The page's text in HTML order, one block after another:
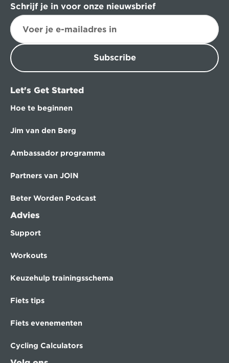
Schrijf je in voor onze nieuwsbrief
Subscribe
Let's Get Started
Hoe te beginnen
Jim van den Berg
Ambassador programma
Partners van JOIN
Beter Worden Podcast
Advies
Support
Workouts
Keuzehulp trainingsschema
Fiets tips
Fiets evenementen
Cycling Calculators